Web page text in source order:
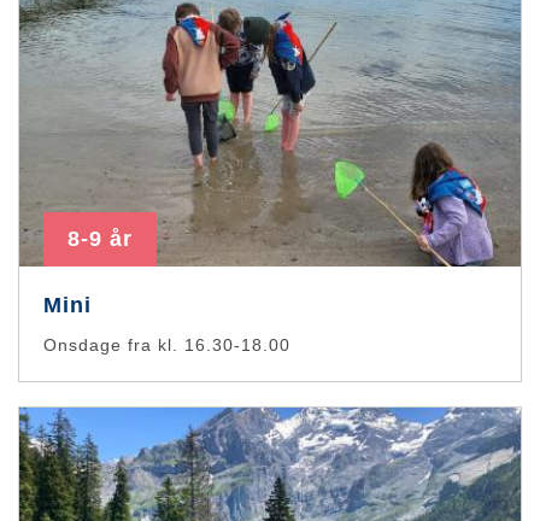
8-9 år
Mini
Onsdage fra kl. 16.30-18.00